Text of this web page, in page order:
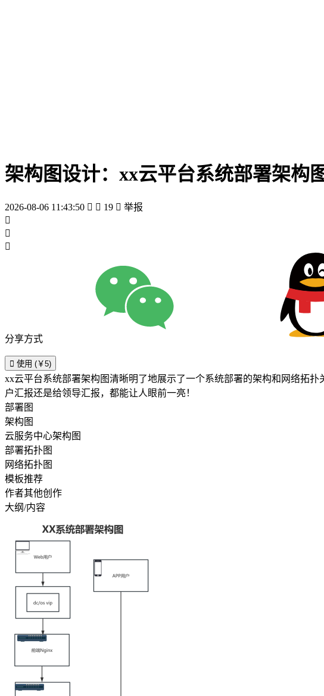
架构图设计：xx云平台系统部署架构
2026-08-06 11:43:50   19  举报



分享方式
 使用 (￥5)
xx云平台系统部署架构图清晰明了地展示了一个系统部署的架构和网络拓
户汇报还是给领导汇报，都能让人眼前一亮！
部署图
架构图
云服务中心架构图
部署拓扑图
网络拓扑图
模板推荐
作者其他创作
大纲/内容